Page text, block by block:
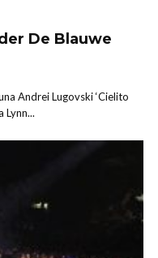
De Blauwe
Andrei Lugovski ‘Cielito
Lynn...